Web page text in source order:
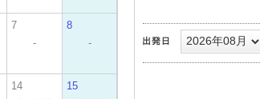
7
-
8
-
14
15